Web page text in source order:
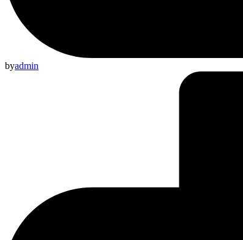
byadmin